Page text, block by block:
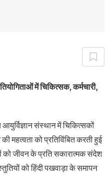
में चिकित्सक, कर्मचारी,
संस्थान में चिकित्सकों
महत्वता को प्रतिविंबित करती हुई
को जीवन के प्रति सकारात्मक संदेश
को हिंदी पखवाड़ा के समापन